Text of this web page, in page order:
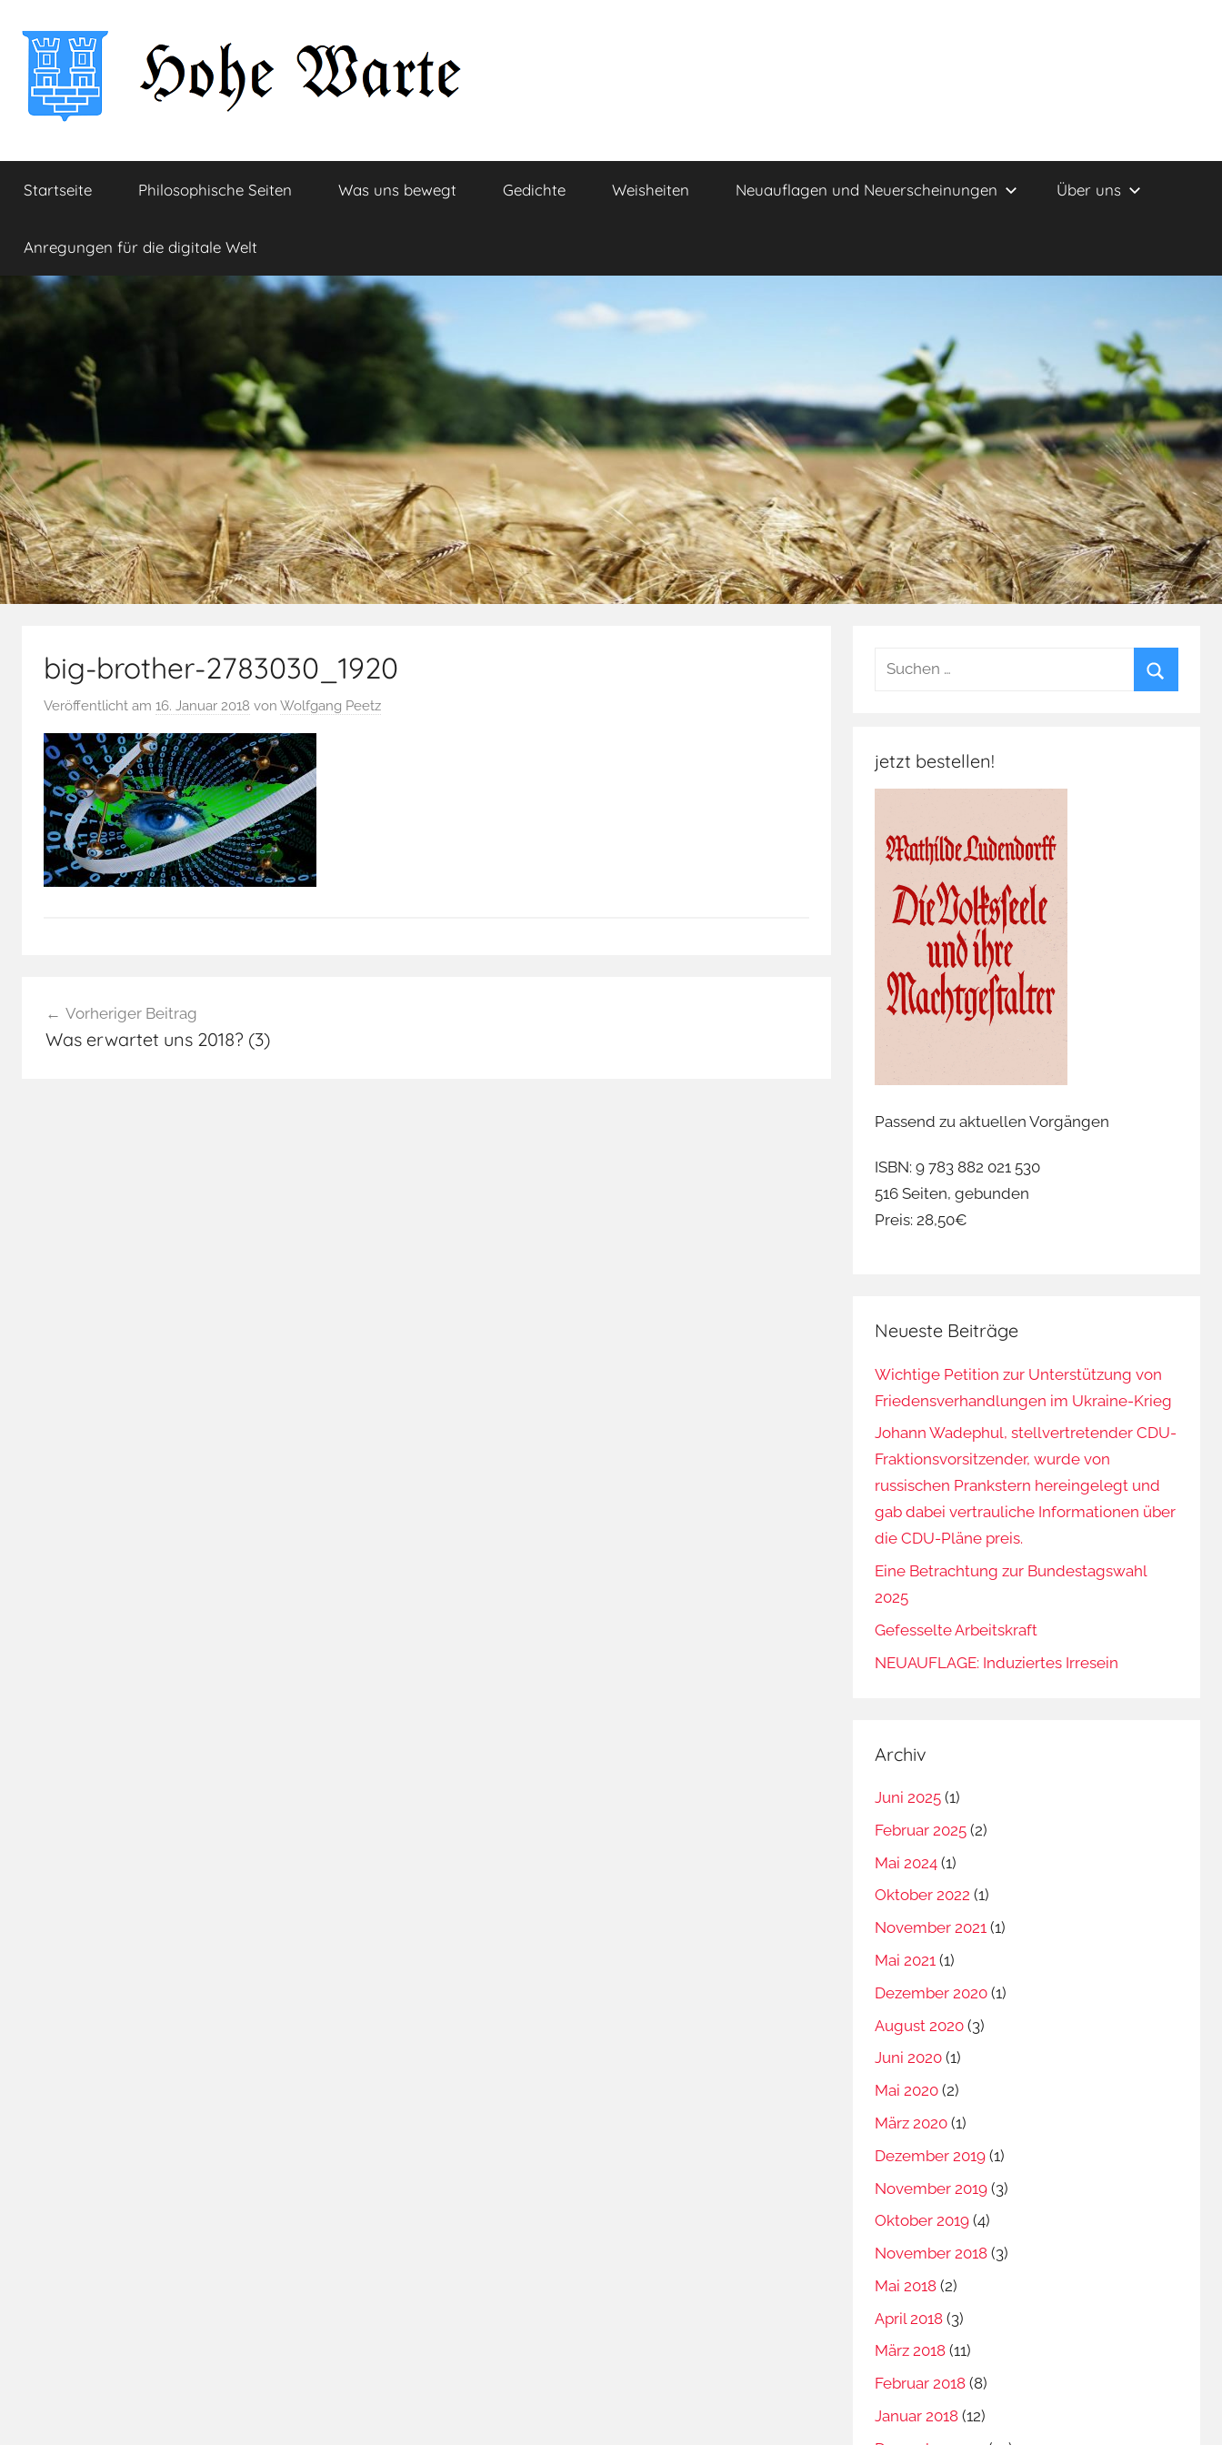
Inhalt
springen
Hohe
Warte
Startseite Philosophische Seiten Was uns bewegt Gedichte Weisheiten Neuauflagen und Neuerscheinungen Über uns
Anregungen für die digitale Welt
big-brother-2783030_1920
Veröffentlicht am 16. Januar 2018 von Wolfgang Peetz
Vorheriger Beitrag
Was erwartet uns 2018? (3)
Suchen
jetzt bestellen!
Passend zu aktuellen Vorgängen
ISBN: 9 783 882 021 530
516 Seiten, gebunden
Preis: 28,50€
Neueste Beiträge
Wichtige Petition zur Unterstützung von
Friedensverhandlungen im Ukraine-Krieg
Johann Wadephul, stellvertretender CDU-
Fraktionsvorsitzender, wurde von
russischen Prankstern hereingelegt und
gab dabei vertrauliche Informationen über
die CDU-Pläne preis.
Eine Betrachtung zur Bundestagswahl
2025
Gefesselte Arbeitskraft
NEUAUFLAGE: Induziertes Irresein
Archiv
Juni 2025 (1)
Februar 2025 (2)
Mai 2024 (1)
Oktober 2022 (1)
November 2021 (1)
Mai 2021 (1)
Dezember 2020 (1)
August 2020 (3)
Juni 2020 (1)
Mai 2020 (2)
März 2020 (1)
Dezember 2019 (1)
November 2019 (3)
Oktober 2019 (4)
November 2018 (3)
Mai 2018 (2)
April 2018 (3)
März 2018 (11)
Februar 2018 (8)
Januar 2018 (12)